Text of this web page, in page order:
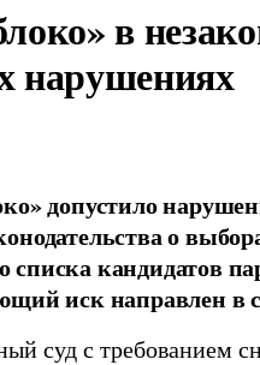
в
нарушениях
допустило
о
списка кандидатов
иск направлен в
суд с требованием